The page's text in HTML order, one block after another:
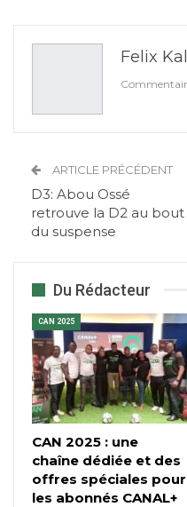
Felix
ARTICLE PRÉCÉDENT
D3: Abou Ossé
retrouve la D2 au bout
du suspense
Du Rédacteur
CAN 2025
CAN 2025 : une
chaîne dédiée et des
offres spéciales pour
les abonnés CANAL+